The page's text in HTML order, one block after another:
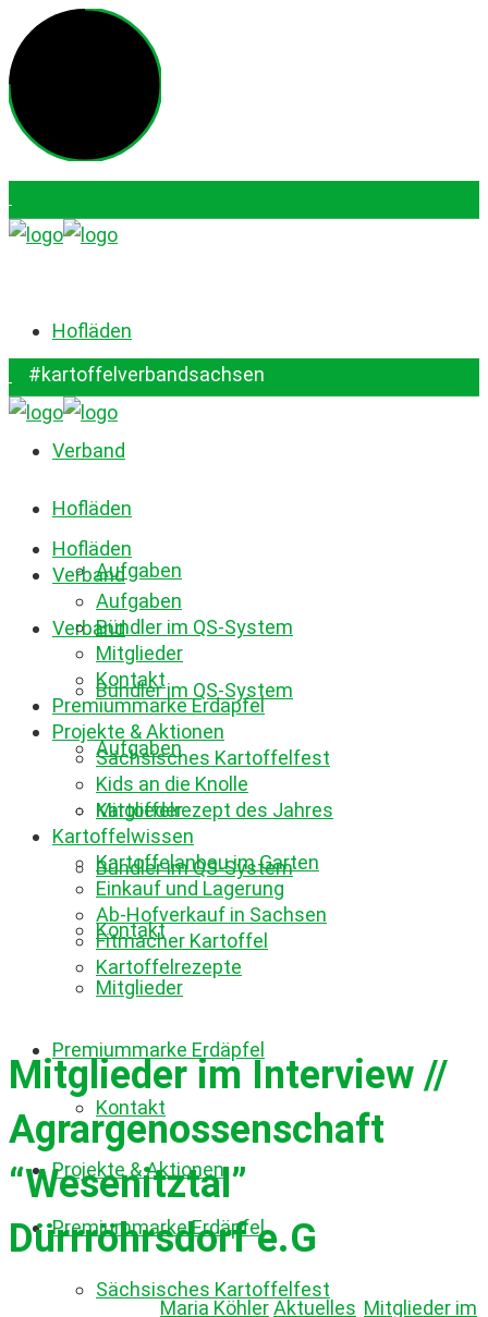
#kartoffelverbandsachsen
Hofläden
Verband
Aufgaben
Bündler im QS-System
Mitglieder
Kontakt
Premiummarke Erdäpfel
Projekte & Aktionen
Sächsisches Kartoffelfest
#kartoffelverbandsachsen
Hofläden
Verband
Aufgaben
Bündler im QS-System
Mitglieder
Kontakt
Premiummarke Erdäpfel
Hofläden
Verband
Aufgaben
Bündler im QS-System
Mitglieder
Kontakt
Premiummarke Erdäpfel
Projekte & Aktionen
Sächsisches Kartoffelfest
Kids an die Knolle
Kartoffelrezept des Jahres
Kartoffelwissen
Kartoffelanbau im Garten
Einkauf und Lagerung
Ab-Hofverkauf in Sachsen
Fitmacher Kartoffel
Kartoffelrezepte
Mitglieder im Interview //
Agrargenossenschaft
“Wesenitztal”
Dürrröhrsdorf e.G
Maria KöhlerAktuelles Mitglieder im